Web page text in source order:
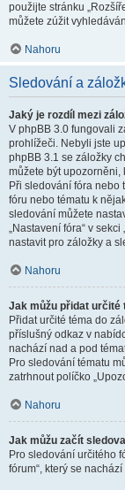
použijte stránku
můžete zúžit
Nahoru
Sledování a
Jaký je rozdíl mezi
V phpBB 3.0 fungovali
prohlížeči. Nebyli jste
phpBB 3.1 se záložky
můžete být upozorněni,
Při sledování fóra nebo
fóru nebo tématu k
sledování můžete
„Nastavení fóra“ v
nastavit pro záložky a
Nahoru
Jak můžu přidat určité
Přidat určité téma do
příslušný odkaz v
nachází nad a pod
Pro sledování tématu
zatrhnout políčko
Nahoru
Jak můžu začít
Pro sledování určitého
fórum“, který se